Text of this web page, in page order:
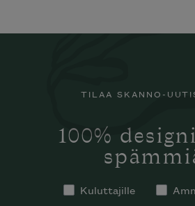
TILAA SKANNO-
100%
Kuluttajille